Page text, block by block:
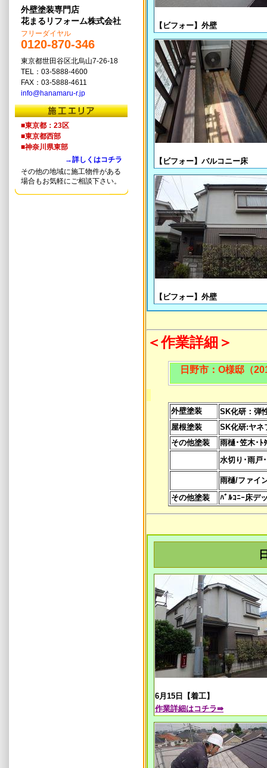
【ビフォー】外壁
【ビフォー】バルコニー床
【ビフォー】外壁
＜作業詳細＞
日野市：O様邸（
外壁塗装
SK化研：弾
屋根塗装
SK化研:ヤネ
その他塗装
雨樋･笠木･ﾄ
水切り･雨戸
雨樋/ファイ
その他塗装
ﾊﾞﾙｺﾆｰ床デ
6月15日【着工】
作業詳細はコチラ⇛
外壁塗装専門店
花まるリフォーム株式会社
フリーダイヤル
0120-870-346
東京都世田谷区北烏山7-26-18
TEL：03-5888-4600
FAX：03-5888-4611
info@hanamaru-r.jp
■東京都：23区
■東京都西部
■神奈川県東部
→詳しくはコチラ
その他の地域に施工物件がある
場合もお気軽にご相談下さい。